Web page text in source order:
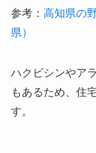
参考： 高知県の
県）
ハクビシンやア
もあるため、住
す。